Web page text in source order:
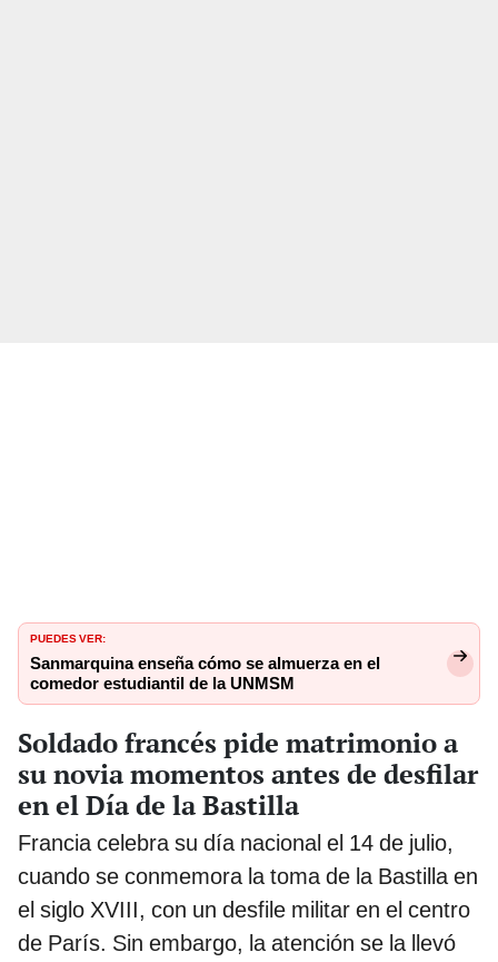
PUEDES VER:
Sanmarquina enseña cómo se almuerza en el
comedor estudiantil de la UNMSM
Soldado francés pide matrimonio a
su novia momentos antes de desfilar
en el Día de la Bastilla
Francia celebra su día nacional el 14 de julio,
cuando se conmemora la toma de la Bastilla en
el siglo XVIII, con un desfile militar en el centro
de París. Sin embargo, la atención se la llevó